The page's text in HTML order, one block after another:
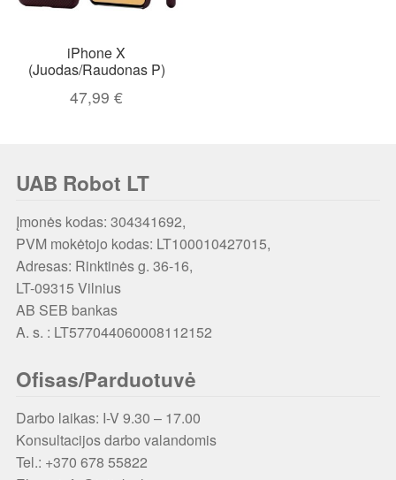
iPhone X
(Juodas/Raudonas P)
47,99€
UAB Robot LT
Įmonės kodas: 304341692,
PVM mokėtojo kodas: LT100010427015,
Adresas: Rinktinės g. 36-16,
LT-09315 Vilnius
AB SEB bankas
A. s. : LT577044060008112152
Ofisas/Parduotuvė
Darbo laikas: I-V 9.30 – 17.00
Konsultacijos darbo valandomis
Tel.: +370 678 55822